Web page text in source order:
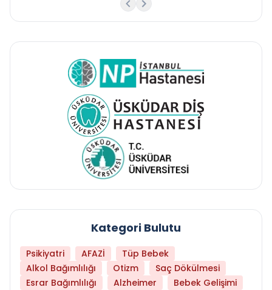
Kategori Bulutu
Psikiyatri AFAZİ
Tüp Bebek
Alkol Bağımlılığı
Otizm
Saç Dökülmesi
Esrar Bağımlılığı
Alzheimer
Bebek Gelişimi